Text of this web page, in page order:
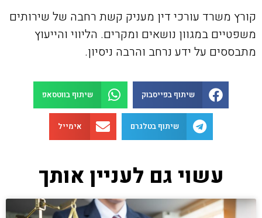
קורץ משרד עורכי דין מעניק קשת רחבה של שירותים
משפטיים במגוון נושאים ומקרים. הליווי והייעוץ
מתבססים על ידע נרחב והרבה ניסיון.
שיתוף בפייסבוק שיתוף בווטסאפ
שיתוף בטלגרם אימייל
עשוי גם לעניין אותך